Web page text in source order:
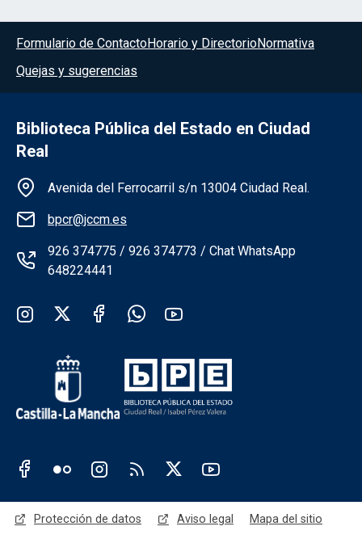
Menú del pie
Formulario de ContactoHorario y DirectorioNormativa
Quejas y sugerencias
Biblioteca Pública del Estado en Ciudad
Real
Información de la institución
Avenida del Ferrocarril s/n 13004 Ciudad Real.
bpcr@jccm.es
926 374775 / 926 374773 / Chat WhatsApp
648224441
Redes sociales institución
Redes sociales JCCM
Menú legal
Protección de datos Aviso legal Mapa del sitio